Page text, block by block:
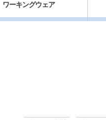
ワーキングウェア